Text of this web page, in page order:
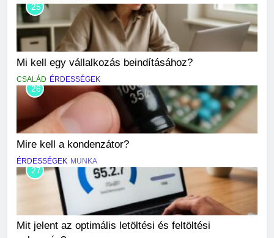
25
Mi kell egy vállalkozás beindításához?
CSALÁD ÉRDESSÉGEK
26
Mire kell a kondenzátor?
ÉRDESSÉGEK MUNKA
27
Mit jelent az optimális letöltési és feltöltési